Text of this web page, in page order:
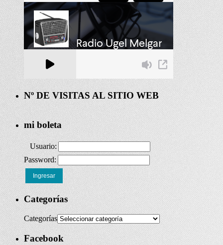
Nº DE VISITAS AL SITIO WEB
mi boleta
Usuario:
Password:
Ingresar
Categorías
Categorías
Facebook